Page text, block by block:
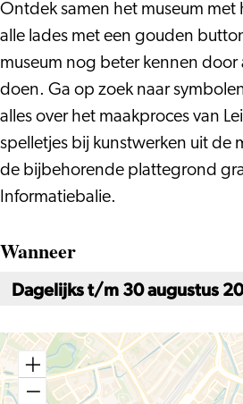
Ontdek samen het museum met
alle lades met een gouden
museum nog beter kennen
doen. Ga op zoek naar
alles over het maakproces van
spelletjes bij kunstwerken uit de
de bijbehorende plattegrond
Informatiebalie.
Wanneer
Dagelijks t/m 30 augustus